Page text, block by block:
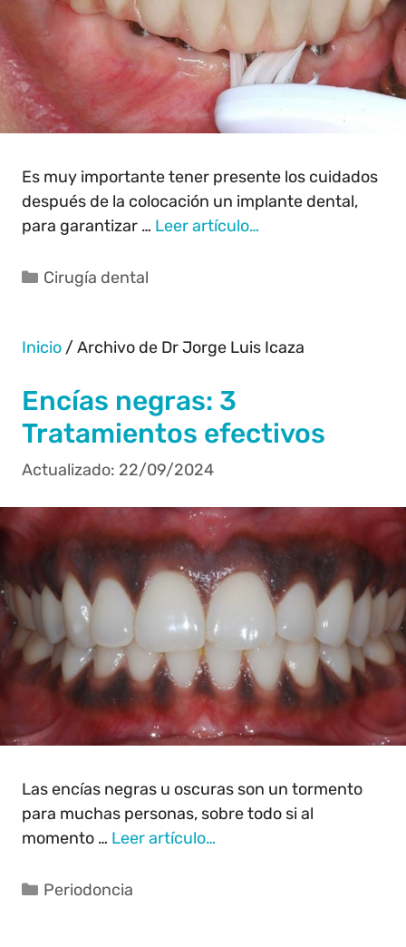
Es muy importante tener presente los cuidados
después de la colocación un implante dental,
para garantizar … Leer artículo…
Cirugía dental
Inicio /Archivo de Dr Jorge Luis Icaza
Encías negras: 3
Tratamientos efectivos
22/09/2024
Las encías negras u oscuras son un tormento
para muchas personas, sobre todo si al
momento … Leer artículo…
Periodoncia